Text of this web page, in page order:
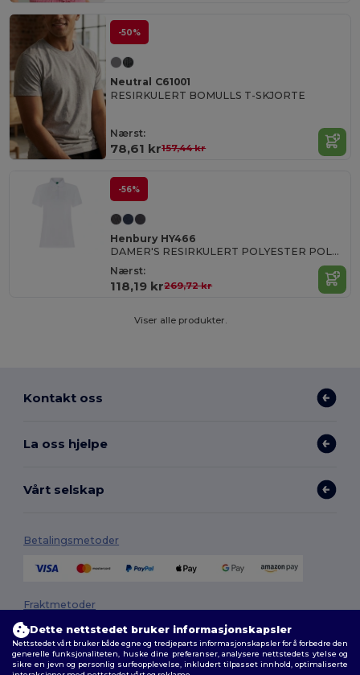
-50%
Neutral C61001
RESIRKULERT BOMULLS T-SKJORTE
Nærst:
78,61 kr157,44 kr
-56%
Henbury HY466
DAMER'S RESIRKULERT POLYESTER POLOSKJORTE
Nærst:
118,19 kr269,72 kr
Viser alle produkter.
Kontakt oss
La oss hjelpe
Vårt selskap
Betalingsmetoder
Fraktmetoder
Dette nettstedet bruker informasjonskapsler
Nettstedet vårt bruker både egne og tredjeparts informasjonskapsler for å forbedre den
generelle funksjonaliteten, huske dine preferanser, analysere nettstedets ytelse og
sikre en jevn og personlig surfeopplevelse, inkludert tilpasset innhold, optimaliserte